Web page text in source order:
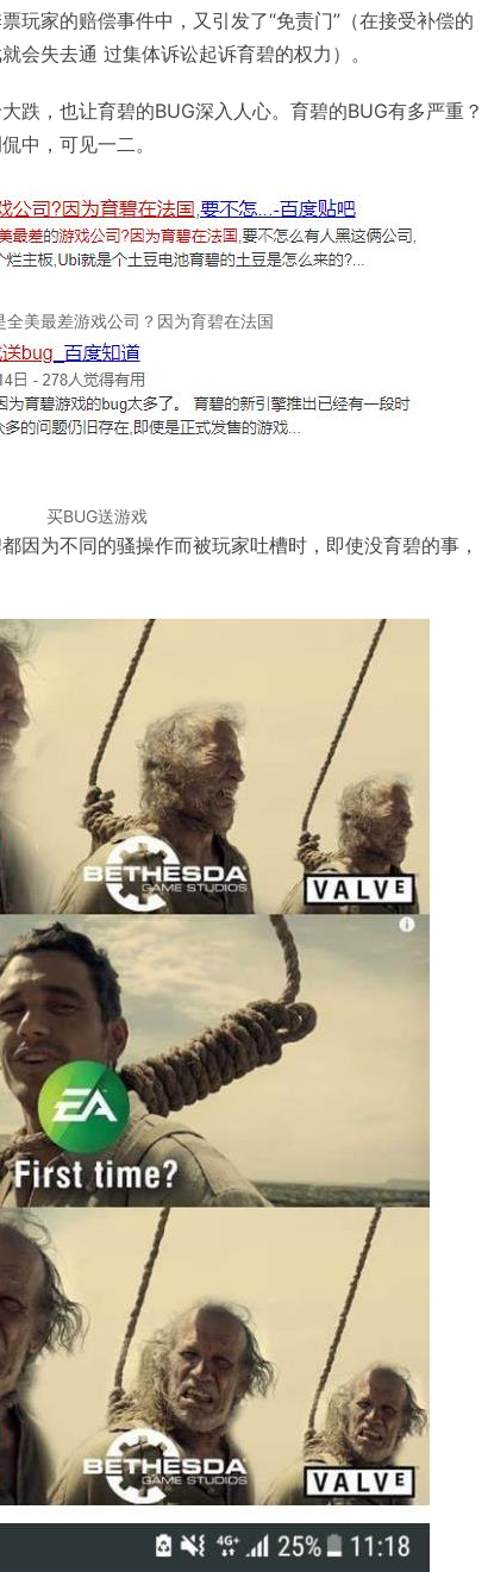
玩家的赔偿事件中，又引发了“免责门”（在接受补偿的
会失去通 过集体诉讼起诉育碧的权力）。
跌，也让育碧的BUG深入人心。育碧的BUG有多严重？
中，可见一二。
全美最差游戏公司？因为育碧在法国
买BUG送游戏
因为不同的骚操作而被玩家吐槽时，即使没育碧的事，